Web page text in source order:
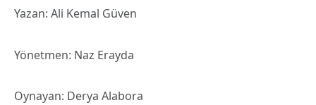
Yazan: Ali Kemal Güven
Yönetmen: Naz Erayda
Oynayan: Derya Alabora